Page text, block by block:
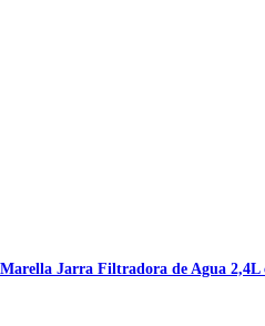
Jarra Filtradora de Agua